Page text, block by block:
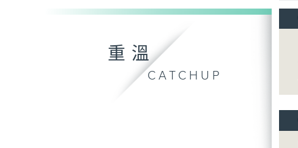
重溫
CATCHUP